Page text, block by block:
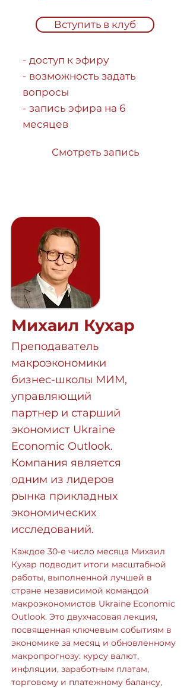
Вступить в клуб
- доступ к эфиру
- возможность задать
вопросы
- запись эфира на 6
месяцев
Смотреть запись
Михаил Кухар
Преподаватель
макроэкономики
бизнес-школы МИМ,
управляющий
партнер и старший
экономист Ukraine
Economic Outlook.
Компания является
одним из лидеров
рынка прикладных
экономических
исследований.
Каждое 30-е число месяца Михаил
Кухар подводит итоги масштабной
работы, выполненной лучшей в
стране независимой командой
макроэкономистов Ukraine Economic
Outlook. Это двухчасовая лекция,
посвященная ключевым событиям в
экономике за месяц и обновленному
макропрогнозу: курсу валют,
инфляции, заработным платам,
торговому и платежному балансу,